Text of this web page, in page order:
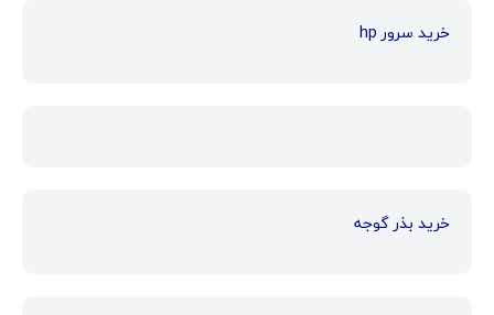
خرید سرور hp
خرید بذر گوجه